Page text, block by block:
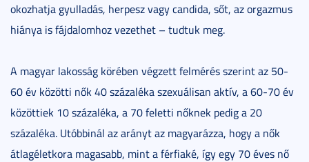
okozhatja gyulladás, herpesz vagy candida, sőt, az orgazmus
hiánya is fájdalomhoz vezethet – tudtuk meg.
A magyar lakosság körében végzett felmérés szerint az 50-
60 év közötti nők 40 százaléka szexuálisan aktív, a 60-70 év
közöttiek 10 százaléka, a 70 feletti nőknek pedig a 20
százaléka. Utóbbinál az arányt az magyarázza, hogy a nők
átlagéletkora magasabb, mint a férfiaké, így egy 70 éves nő